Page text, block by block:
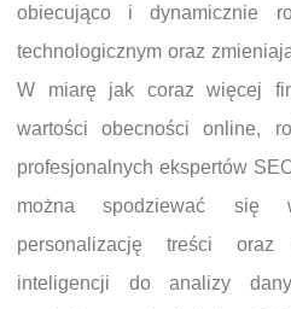
obiecująco i dynamicznie
technologicznym oraz
W miarę jak coraz więcej
wartości obecności online,
profesjonalnych ekspertów
można spodziewać się
personalizację treści oraz
inteligencji do analizy